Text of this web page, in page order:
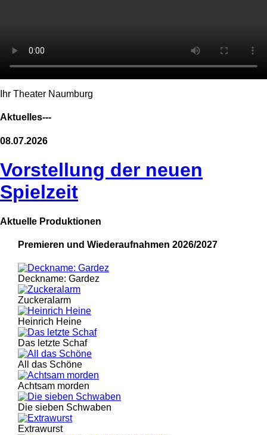
Ihr Theater Naumburg
Aktuelles---
08.07.2026
Vorstellung der neuen
Spielzeit
Aktuelle Produktionen
Premieren und Wiederaufnahmen 2026/2027
Deckname: Gardez
Zuckeralarm
Heinrich Heine
Das letzte Schaf
All das Schöne
Achtsam morden
Die sieben Schwaben
Extrawurst